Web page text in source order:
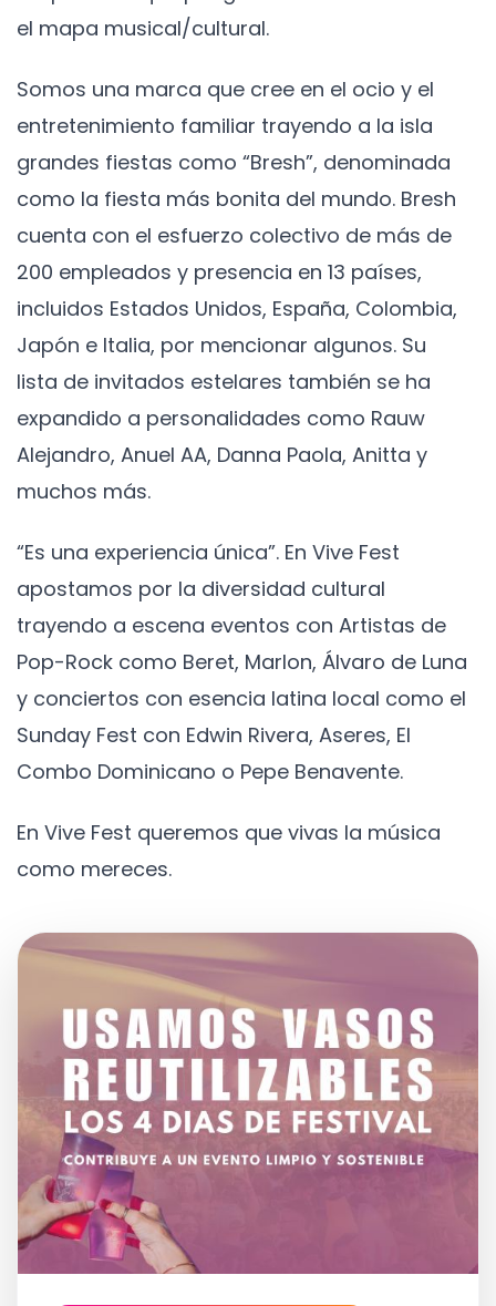
el mapa musical/cultural.
Somos una marca que cree en el ocio y el
entretenimiento familiar trayendo a la isla
grandes fiestas como “Bresh”, denominada
como la fiesta más bonita del mundo. Bresh
cuenta con el esfuerzo colectivo de más de
200 empleados y presencia en 13 países,
incluidos Estados Unidos, España, Colombia,
Japón e Italia, por mencionar algunos. Su
lista de invitados estelares también se ha
expandido a personalidades como Rauw
Alejandro, Anuel AA, Danna Paola, Anitta y
muchos más.
“Es una experiencia única”. En Vive Fest
apostamos por la diversidad cultural
trayendo a escena eventos con Artistas de
Pop-Rock como Beret, Marlon, Álvaro de Luna
y conciertos con esencia latina local como el
Sunday Fest con Edwin Rivera, Aseres, El
Combo Dominicano o Pepe Benavente.
En Vive Fest queremos que vivas la música
como mereces.